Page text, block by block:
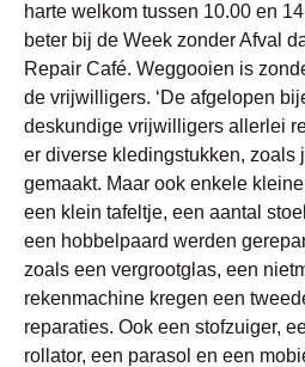
harte welkom tussen 10.00 en
beter bij de Week zonder Afval
Repair Café. Weggooien is
de vrijwilligers. ‘De afgelopen
deskundige vrijwilligers allerlei
er diverse kledingstukken, zoals
gemaakt. Maar ook enkele
een klein tafeltje, een aantal
een hobbelpaard werden
zoals een vergrootglas, een
rekenmachine kregen een
reparaties. Ook een stofzuiger,
rollator, een parasol en een